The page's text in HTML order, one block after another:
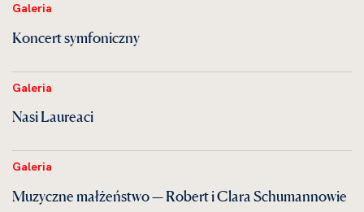
Galeria
Koncert symfoniczny
Galeria
Nasi Laureaci
Galeria
Muzyczne małżeństwo — Robert i Clara Schumannowie